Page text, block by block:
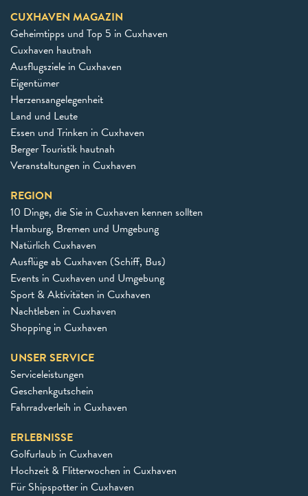
CUXHAVEN MAGAZIN
Geheimtipps und Top 5 in Cuxhaven
Cuxhaven hautnah
Ausflugsziele in Cuxhaven
Eigentümer
Herzensangelegenheit
Land und Leute
Essen und Trinken in Cuxhaven
Berger Touristik hautnah
Veranstaltungen in Cuxhaven
REGION
10 Dinge, die Sie in Cuxhaven kennen sollten
Hamburg, Bremen und Umgebung
Natürlich Cuxhaven
Ausflüge ab Cuxhaven (Schiff, Bus)
Events in Cuxhaven und Umgebung
Sport & Aktivitäten in Cuxhaven
Nachtleben in Cuxhaven
Shopping in Cuxhaven
UNSER SERVICE
Serviceleistungen
Geschenkgutschein
Fahrradverleih in Cuxhaven
ERLEBNISSE
Golfurlaub in Cuxhaven
Hochzeit & Flitterwochen in Cuxhaven
Für Shipspotter in Cuxhaven